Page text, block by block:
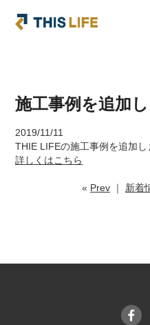
施工事例を追加
2019/11/11
THIE LIFEの施工事例を追加し
詳しくはこちら
« Prev ｜ 新着